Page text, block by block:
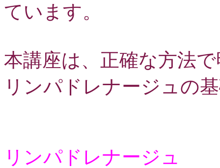
ています。
本講座は、正確な方法
リンパドレナージュの
リンパドレナージュ